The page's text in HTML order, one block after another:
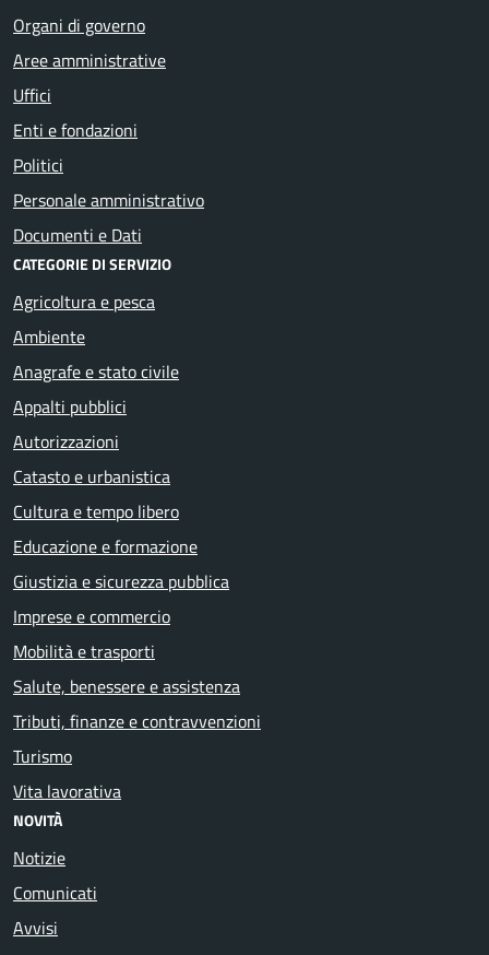
Organi di governo
Aree amministrative
Uffici
Enti e fondazioni
Politici
Personale amministrativo
Documenti e Dati
CATEGORIE DI SERVIZIO
Agricoltura e pesca
Ambiente
Anagrafe e stato civile
Appalti pubblici
Autorizzazioni
Catasto e urbanistica
Cultura e tempo libero
Educazione e formazione
Giustizia e sicurezza pubblica
Imprese e commercio
Mobilità e trasporti
Salute, benessere e assistenza
Tributi, finanze e contravvenzioni
Turismo
Vita lavorativa
NOVITÀ
Notizie
Comunicati
Avvisi